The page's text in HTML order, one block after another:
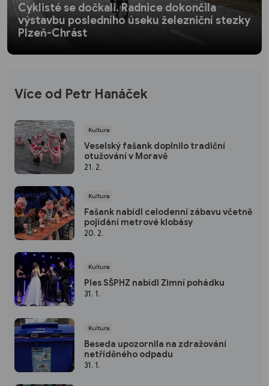
Cyklisté se dočkali. Radnice dokončila
výstavbu posledního úseku železniční stezky
Plzeň-Chrást
Více od Petr Hanáček
Kultura
Veselský fašank doplnilo tradiční
otužování v Moravě
21. 2.
Kultura
Fašank nabídl celodenní zábavu včetně
pojídání metrové klobásy
20. 2.
Kultura
Ples SŠPHZ nabídl Zimní pohádku
31. 1.
Kultura
Beseda upozornila na zdražování
netříděného odpadu
31. 1.